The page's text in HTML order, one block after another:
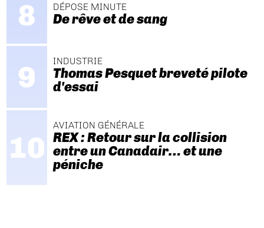
DÉPOSE MINUTE
De rêve et de sang
INDUSTRIE
Thomas Pesquet breveté pilote
d'essai
AVIATION GÉNÉRALE
REX : Retour sur la collision
entre un Canadair… et une
péniche